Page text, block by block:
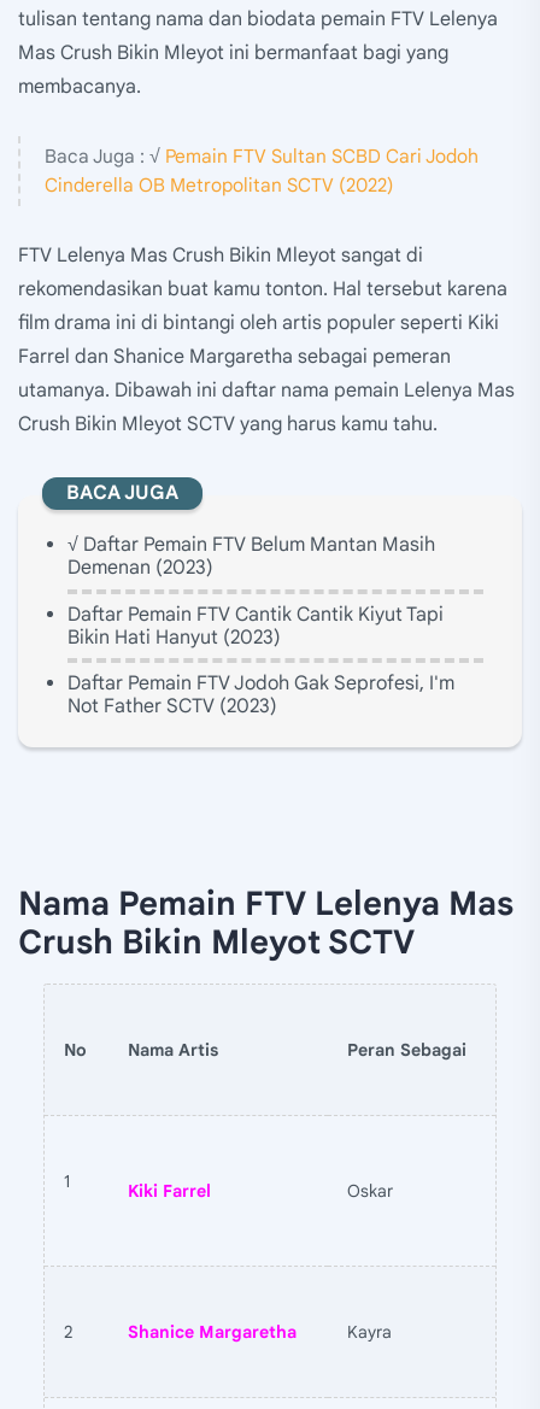
tulisan tentang nama dan biodata pemain FTV Lelenya
Mas Crush Bikin Mleyot ini bermanfaat bagi yang
membacanya.
Baca Juga : √ Pemain FTV Sultan SCBD Cari Jodoh
Cinderella OB Metropolitan SCTV (2022)
FTV Lelenya Mas Crush Bikin Mleyot sangat di
rekomendasikan buat kamu tonton. Hal tersebut karena
film drama ini di bintangi oleh artis populer seperti Kiki
Farrel dan Shanice Margaretha sebagai pemeran
utamanya. Dibawah ini daftar nama pemain Lelenya Mas
Crush Bikin Mleyot SCTV yang harus kamu tahu.
BACA JUGA
√ Daftar Pemain FTV Belum Mantan Masih
Demenan (2023)
Daftar Pemain FTV Cantik Cantik Kiyut Tapi
Bikin Hati Hanyut (2023)
Daftar Pemain FTV Jodoh Gak Seprofesi, I'm
Not Father SCTV (2023)
Nama Pemain FTV Lelenya Mas
Crush Bikin Mleyot SCTV
No Nama Artis Peran Sebagai
1 Kiki Farrel Oskar
2 Shanice Margaretha Kayra